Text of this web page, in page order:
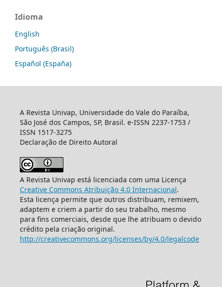
Idioma
English
Português (Brasil)
Español (España)
A Revista Univap, Universidade do Vale do Paraíba,
São José dos Campos, SP, Brasil. e-ISSN 2237-1753 /
ISSN 1517-3275
Declaração de Direito Autoral
A Revista Univap está licenciada com uma Licença
Creative Commons Atribuição 4.0 Internacional.
Esta licença permite que outros distribuam, remixem,
adaptem e criem a partir do seu trabalho, mesmo
para fins comerciais, desde que lhe atribuam o devido
crédito pela criação original.
http://creativecommons.org/licenses/by/4.0/legalcode